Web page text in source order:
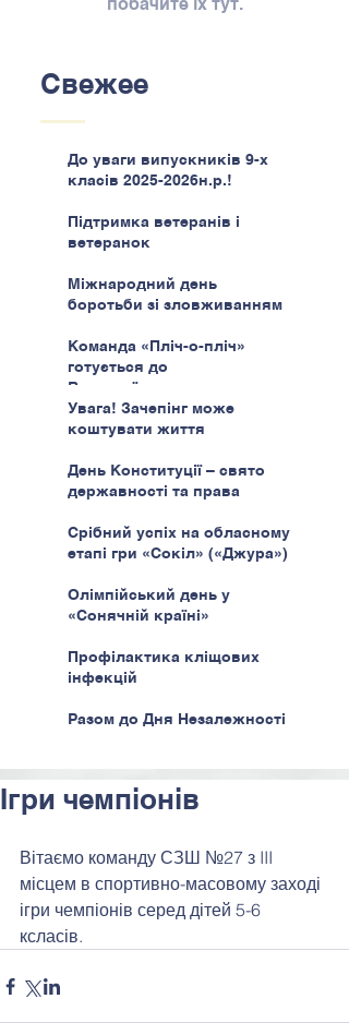
Свежее
До уваги випускників 9-х
класів 2025-2026н.р.!
Підтримка ветеранів і
ветеранок
Міжнародний день
боротьби зі зловживанням
Команда «Пліч-о-пліч»
готується до
Всеукраїнського етапу
Увага! Зачепінг може
коштувати життя
День Конституції – свято
державності та права
Срібний успіх на обласному
етапі гри «Сокіл» («Джура»)
Олімпійський день у
«Сонячній країні»
Профілактика кліщових
інфекцій
Разом до Дня Незалежності
Ігри чемпіонів
Вітаємо команду СЗШ №27 з III
місцем в спортивно-масовому заході
ігри чемпіонів серед дітей 5-6
ксласів.